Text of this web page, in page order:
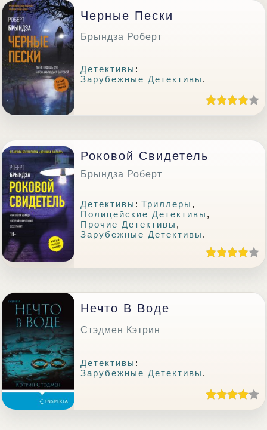
Черные Пески
Брындза Роберт
Детективы :
Зарубежные Детективы .
Роковой Свидетель
Брындза Роберт
Детективы :Триллеры ,
Полицейские Детективы ,
Прочие Детективы ,
Зарубежные Детективы .
Нечто В Воде
Стэдмен Кэтрин
Детективы :
Зарубежные Детективы .